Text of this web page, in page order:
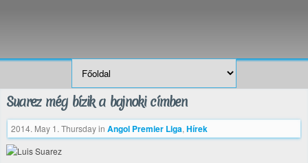
Suarez még bízik a bajnoki címben
2014. May 1. Thursdayin Angol Premier Liga, Hírek